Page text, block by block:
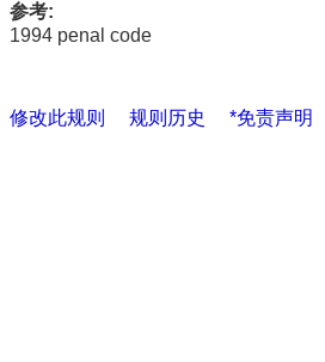
参考:
1994 penal code
修改此规则 规则历史 *免责声明